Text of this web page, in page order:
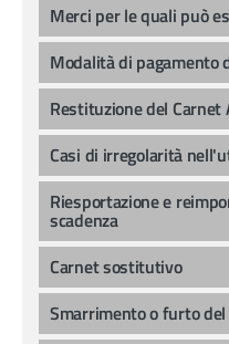
Merci per le quali può
Modalità di pagamento
Restituzione del Carnet
Casi di irregolarità
Riesportazione e
scadenza
Carnet sostitutivo
Smarrimento o furto del